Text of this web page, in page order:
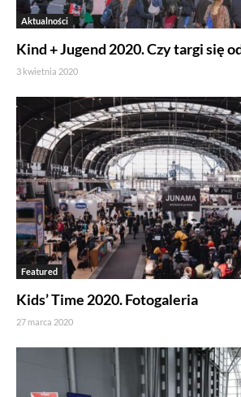
Aktualności
Kind + Jugend 2020. Czy targi się
3 kwietnia 2020
Featured
Kids’ Time 2020. Fotogaleria
27 marca 2020